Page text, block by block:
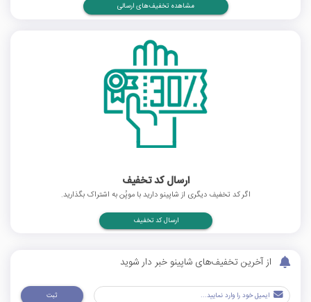
مشاهده تخفیف‌های ارسالی
ارسال کد تخفیف
اگر کد تخفیف دیگری از شاپینو دارید با موپُن به اشتراک بگذارید.
ارسال کد تخفیف
از آخرین تخفیف‌های شاپینو خبر دار شوید
ثبت